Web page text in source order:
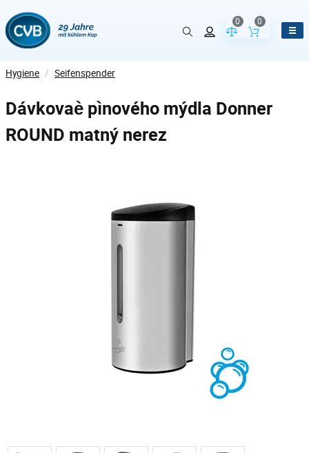
Vergleich der
0
Inhalt des
0
Hygiene / Seifenspender
Dávkovaè pìnového mýdla Donner
ROUND matný nerez